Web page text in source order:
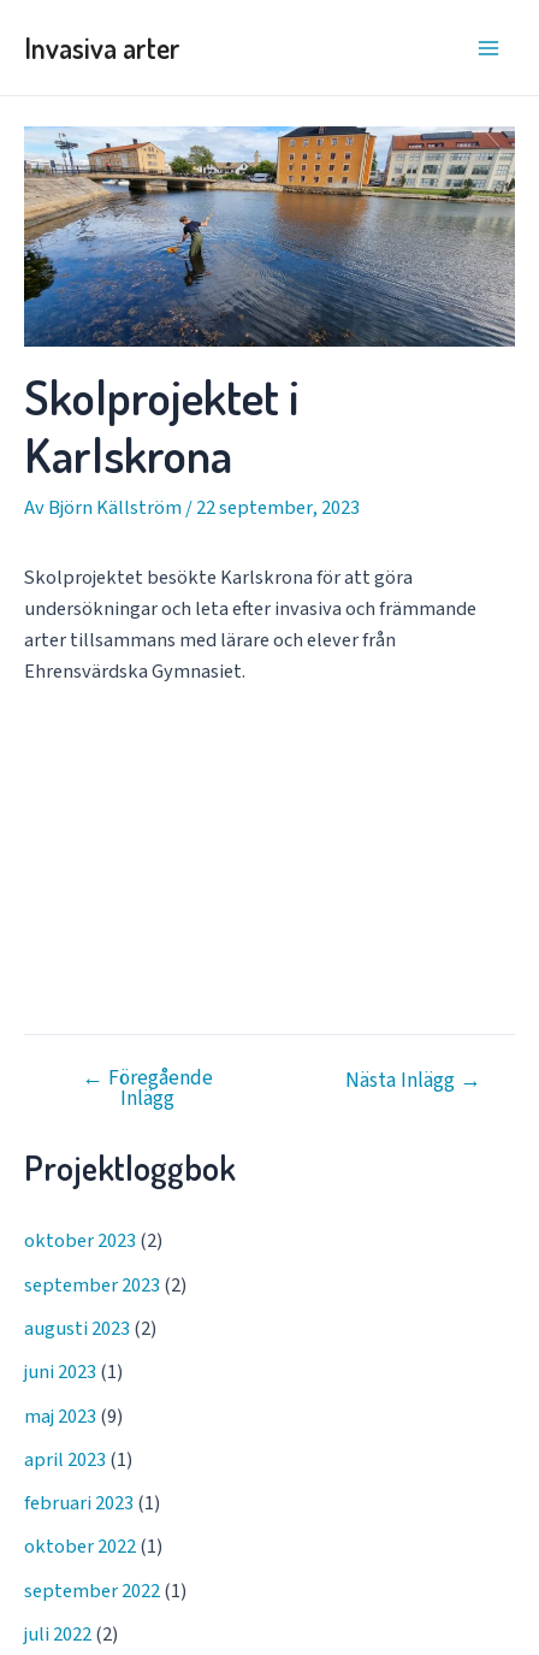
Invasiva arter
Skolprojektet i
Karlskrona
AvBjörn Källström/22 september, 2023
Skolprojektet besökte Karlskrona för att göra
undersökningar och leta efter invasiva och främmande
arter tillsammans med lärare och elever från
Ehrensvärdska Gymnasiet.
Inläggsnavigering
← Föregående
Inlägg
Nästa Inlägg →
Projektloggbok
oktober 2023 (2)
september 2023 (2)
augusti 2023 (2)
juni 2023 (1)
maj 2023 (9)
april 2023 (1)
februari 2023 (1)
oktober 2022(1)
september 2022(1)
juli 2022(2)